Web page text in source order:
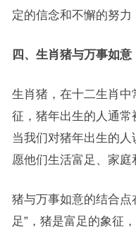
定的信念和不懈的努力
四、生肖猪与万事如意
生肖猪，在十二生肖中
征，猪年出生的人通常
当我们对猪年出生的人
愿他们生活富足、家庭
猪与万事如意的结合点
足”，猪是富足的象征